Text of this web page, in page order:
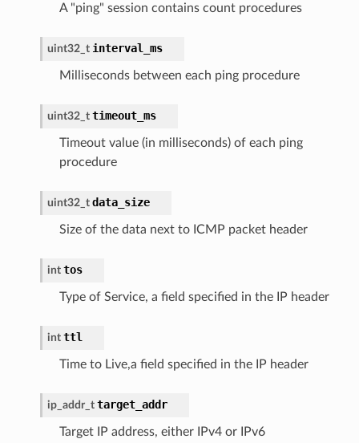
A "ping" session contains count procedures
uint32_t interval_ms
Milliseconds between each ping procedure
uint32_t timeout_ms
Timeout value (in milliseconds) of each ping
procedure
uint32_t data_size
Size of the data next to ICMP packet header
int tos
Type of Service, a field specified in the IP header
int ttl
Time to Live,a field specified in the IP header
ip_addr_t target_addr
Target IP address, either IPv4 or IPv6